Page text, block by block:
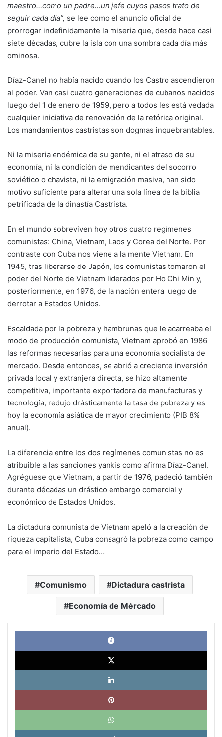
maestro…como un padre…un jefe cuyos pasos trato de
seguir cada día”, se lee como el anuncio oficial de
prorrogar indefinidamente la miseria que, desde hace casi
siete décadas, cubre la isla con una sombra cada día más
ominosa.
Díaz-Canel no había nacido cuando los Castro ascendieron
al poder. Van casi cuatro generaciones de cubanos nacidos
luego del 1 de enero de 1959, pero a todos les está vedada
cualquier iniciativa de renovación de la retórica original.
Los mandamientos castristas son dogmas inquebrantables.
Ni la miseria endémica de su gente, ni el atraso de su
economía, ni la condición de mendicantes del socorro
soviético o chavista, ni la emigración masiva, han sido
motivo suficiente para alterar una sola línea de la biblia
petrificada de la dinastía Castrista.
En el mundo sobreviven hoy otros cuatro regímenes
comunistas: China, Vietnam, Laos y Corea del Norte. Por
contraste con Cuba nos viene a la mente Vietnam. En
1945, tras liberarse de Japón, los comunistas tomaron el
poder del Norte de Vietnam liderados por Ho Chi Min y,
posteriormente, en 1976, de la nación entera luego de
derrotar a Estados Unidos.
Escaldada por la pobreza y hambrunas que le acarreaba el
modo de producción comunista, Vietnam aprobó en 1986
las reformas necesarias para una economía socialista de
mercado. Desde entonces, se abrió a creciente inversión
privada local y extranjera directa, se hizo altamente
competitiva, importante exportadora de manufacturas y
tecnología, redujo drásticamente la tasa de pobreza y es
hoy la economía asiática de mayor crecimiento (PIB 8%
anual).
La diferencia entre los dos regímenes comunistas no es
atribuible a las sanciones yankis como afirma Díaz-Canel.
Agréguese que Vietnam, a partir de 1976, padeció también
durante décadas un drástico embargo comercial y
económico de Estados Unidos.
La dictadura comunista de Vietnam apeló a la creación de
riqueza capitalista, Cuba consagró la pobreza como campo
para el imperio del Estado…
Comunismo Dictadura castrista
Economía de Mércado
X